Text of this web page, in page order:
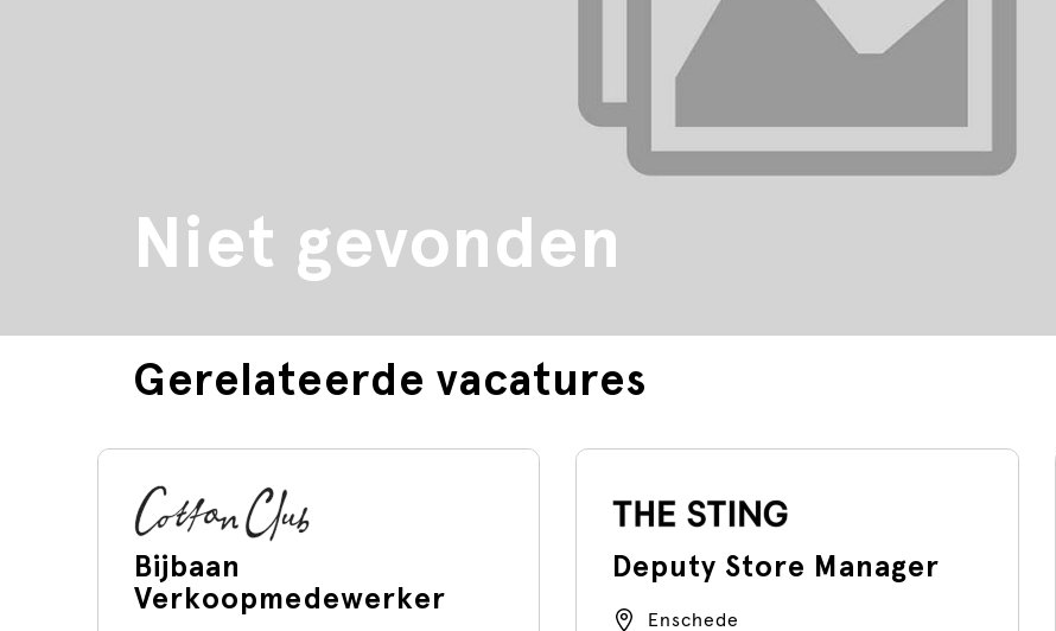
Niet gevonden
Gerelateerde vacatures
Bijbaan
Verkoopmedewerker
Deputy Store Manager
Enschede